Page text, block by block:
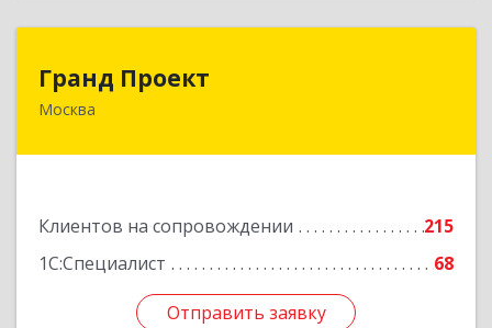
Гранд Проект
Москва
Клиентов на сопровождении
215
1С:Специалист
68
Отправить заявку
111033, Москва г, Золоторожский Вал ул, дом
Отправить заявку